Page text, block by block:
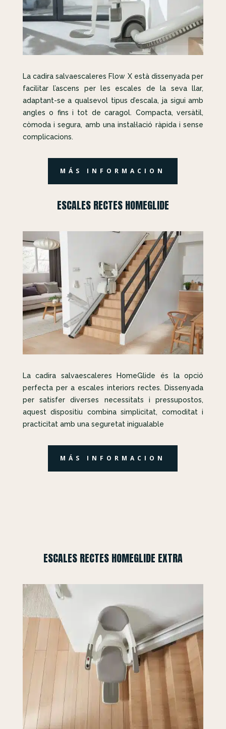
La cadira salvaescaleres Flow X està dissenyada per
facilitar l’ascens per les escales de la seva llar,
adaptant-se a qualsevol tipus d’escala, ja sigui amb
angles o fins i tot de caragol. Compacta, versàtil,
còmoda i segura, amb una instal·lació ràpida i sense
complicacions.
MÁS INFORMACION
ESCALES RECTES HOMEGLIDE
La cadira salvaescaleres HomeGlide és la opció
perfecta per a escales interiors rectes. Dissenyada
per satisfer diverses necessitats i pressupostos,
aquest dispositiu combina simplicitat, comoditat i
practicitat amb una seguretat inigualable
MÁS INFORMACION
ESCALES RECTES HOMEGLIDE EXTRA